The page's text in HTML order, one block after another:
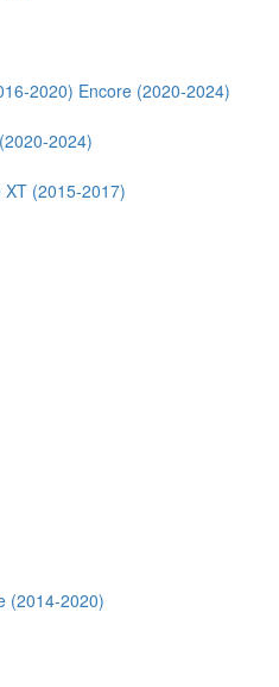
2020) Encore (2020-2024)
2024)
XT (2015-2017)
(2014-2020)